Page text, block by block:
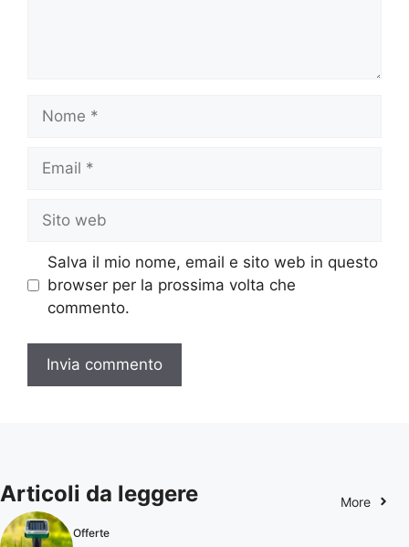
Nome
Email
Sito
web
Salva il mio nome, email e sito web in questo
browser per la prossima volta che
commento.
Articoli da leggere More
Offerte